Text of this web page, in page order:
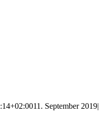
11. September 2019|